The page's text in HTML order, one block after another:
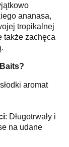
ananasa,
tropikalnej
także zachęca
aromat
: Długotrwały i
na udane